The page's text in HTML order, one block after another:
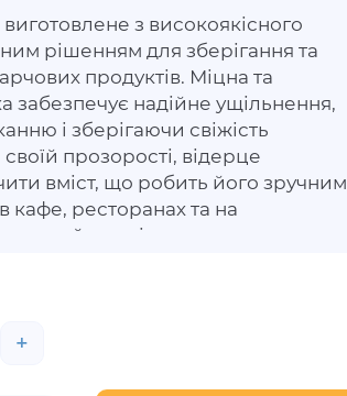
з високоякісного
рішенням для зберігання та
продуктів. Міцна та
забезпечує надійне ущільнення,
і зберігаючи свіжість
прозорості, відерце
вміст, що робить його зручним
кафе, ресторанах та на
розмір дозволяє
зберігання різноманітних
+